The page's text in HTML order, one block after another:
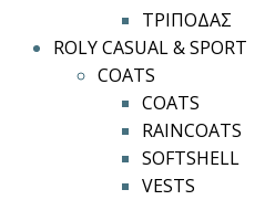
ΤΡΙΠΟΔΑΣ
ROLY CASUAL & SPORT
COATS
COATS
RAINCOATS
SOFTSHELL
VESTS